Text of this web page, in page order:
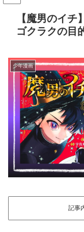
【魔男のイチ
ゴクラクの目
少年漫画
記事